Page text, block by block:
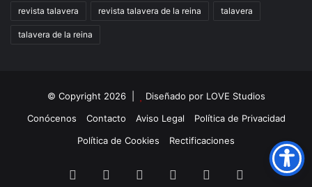
revista talavera revista talavera de la reina talavera
talavera de la reina
© Copyright 2026 | Diseñado por LOVE Studios
Conócenos
Contacto Aviso Legal
Política de Privacidad
Política de Cookies
Rectificaciones
Facebook LinkedInInstagramTikTok